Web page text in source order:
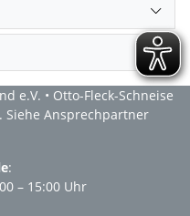
e.V. • Otto-Fleck-Schneise
Siehe Ansprechpartner
:
– 15:00 Uhr